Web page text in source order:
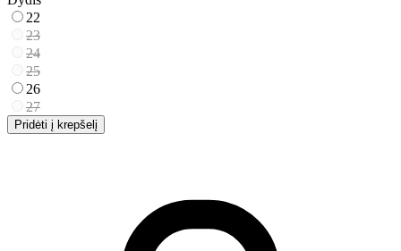
22
23
24
25
26
27
Pridėti į krepšelį